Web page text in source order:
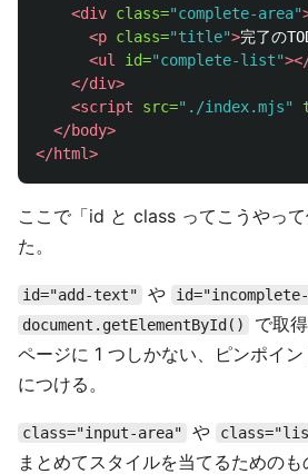
<div class="complete-area"
<p class="title">完了の
<ul
id="complete-list"
</div>
<script src="./index.mjs"
</body>
</html>
ここで「id と class ってこうやっ
た。
id="add-text" や
document.getElementById()
で取
ページに 1 つしかない、ピンポイ
につける。
class="input-area" や
まとめてスタイルを当てるための